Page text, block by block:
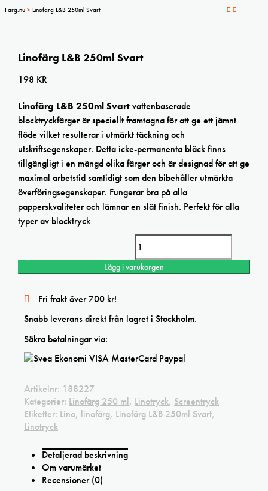
Farg.nu > Linofärg L&B 250ml Svart
Linofärg L&B 250ml Svart
198 KR
Linofärg L&B 250ml Svartvattenbaserade
blocktryckfärger är speciellt framtagna för att ge ett jämnt
flöde vilket resulterar i utmärkt täckning och
utskriftsegenskaper. Detta icke-permanenta bläck finns
tillgängligt i en mängd olika färger och är designad för att ge
maximal arbetstid samtidigt som den bibehåller utmärkta
överföringsegenskaper. Fungerar bra på alla
papperskvaliteter och lämnar en slät finish. Perfekt för alla
typer av blocktryck
Lägg i varukorgen
Fri frakt över 700 kr!
Snabb leverans direkt från lagret i Stockholm.
Säkra betalningar via:
Artikelnr: 188227
Kategorier: Linofärg 250 ml, Linotryck, Screentryck
Etiketter: Lino, linofärg, Linofärg L&B 250ml Svart,
Linotryck
Detaljerad beskrivning
Om varumärket
Recensioner (0)